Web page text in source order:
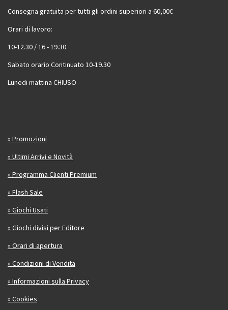
Consegna gratuita per tutti gli ordini superiori a 60,00€
Orari di lavoro:
10-12.30 / 16 - 19.30
Sabato orario Continuato 10-19.30
Lunedi mattina CHIUSO
» Promozioni
» Ultimi Arrivi e Novità
» Programma Clienti Premium
» Flash Sale
» Giochi Usati
» Giochi divisi per Editore
» Orari di apertura
» Condizioni di Vendita
» Informazioni sulla Privacy
» Cookies